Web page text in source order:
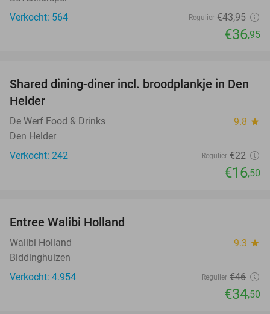
Verkocht: 564
Regulier €43,95
€36,95
25%
Shared dining-diner incl. broodplankje in Den
Helder
De Werf Food & Drinks 9.8 star
Den Helder
Verkocht: 242
Regulier €22
€16,50
Entree Walibi Holland
Walibi Holland 9.3 star
Biddinghuizen
Verkocht: 4.954
Regulier €46
€34,50